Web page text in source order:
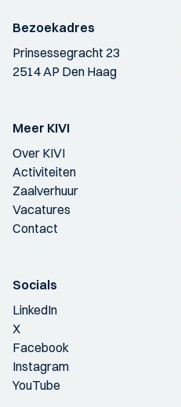
Bezoekadres
Prinsessegracht 23
2514 AP Den Haag
Meer KIVI
Over KIVI
Activiteiten
Zaalverhuur
Vacatures
Contact
Socials
LinkedIn
X
Facebook
Instagram
YouTube